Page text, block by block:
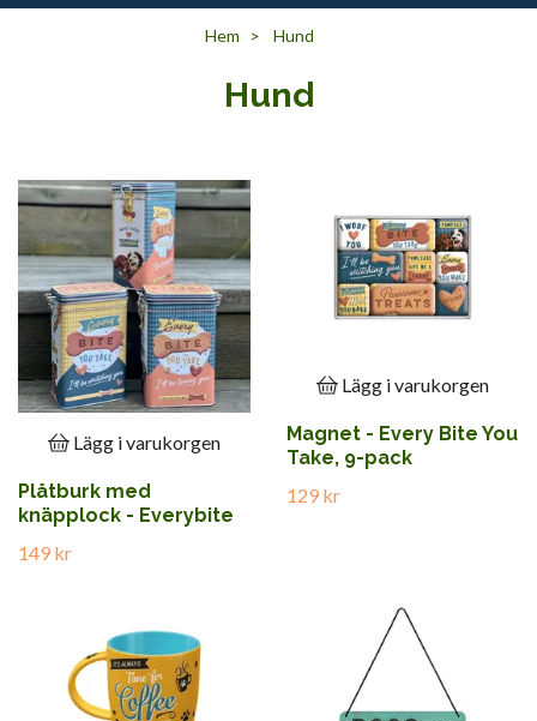
Hem Hund
Hund
Lägg i varukorgen
Plåtburk med
knäpplock - Everybite
149 kr
Lägg i varukorgen
Magnet - Every Bite You
Take, 9-pack
129 kr